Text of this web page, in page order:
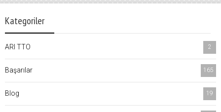
Kategoriler
ARI TTO 2
Başarılar 165
Blog 19